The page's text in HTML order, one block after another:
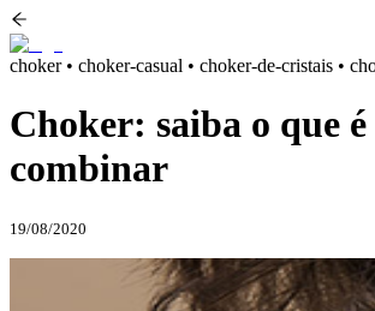
choker • choker-casual • choker-de-cristais •
Choker: saiba o que é
combinar
19/08/2020